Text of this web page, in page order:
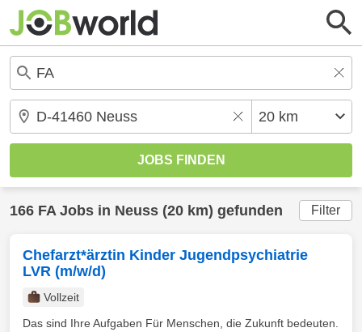
166 FAJobs in Neuss (20 km) gefunden Filter
Chefarzt*ärztin Kinder Jugendpsychiatrie
LVR (m/w/d)
Vollzeit
Das sind Ihre Aufgaben Für Menschen, die Zukunft bedeuten.